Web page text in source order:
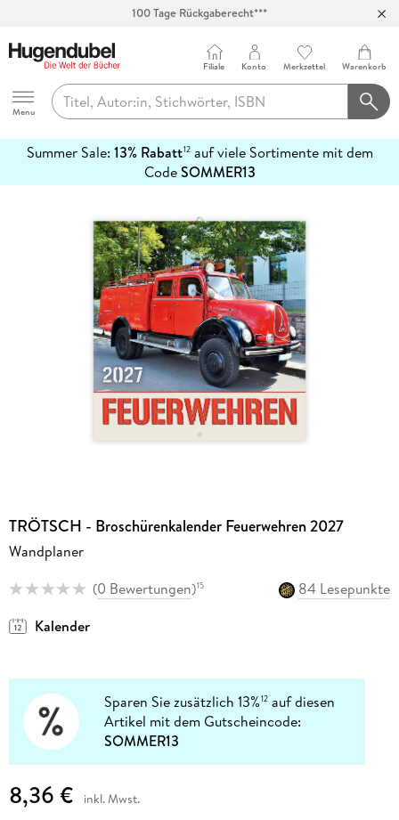
100 Tage Rückgaberecht***
Hugendubel
Menu
Filiale Konto Merkzettel Warenkorb
Summer Sale: 13% Rabatt12auf viele Sortimente mit dem
CodeSOMMER13
erfahren
TRÖTSCH - Broschürenkalender Feuerwehren 2027
Wandplaner
(0 Bewertungen)15
84 Lesepunkte
Kalender
Sparen Sie zusätzlich 13%12 auf diesen
Artikel mit dem Gutscheincode:
SOMMER13
8,36 € inkl. Mwst.